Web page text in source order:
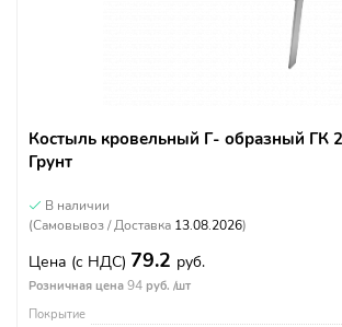
Костыль кровельный Г- образный ГК
Грунт
В наличии
(Самовывоз / Доставка 13.08.2026)
Цена (с НДС) 79.2 руб.
Розничная цена 94 руб. /шт
Покрытие